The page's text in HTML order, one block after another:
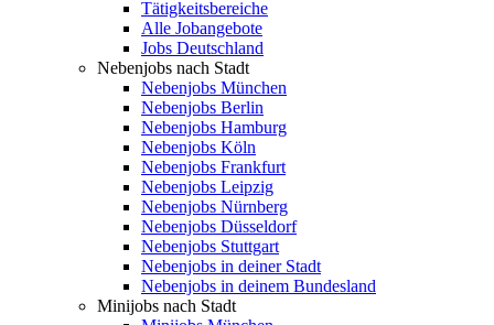
Tätigkeitsbereiche
Alle Jobangebote
Jobs Deutschland
Nebenjobs nach Stadt
Nebenjobs München
Nebenjobs Berlin
Nebenjobs Hamburg
Nebenjobs Köln
Nebenjobs Frankfurt
Nebenjobs Leipzig
Nebenjobs Nürnberg
Nebenjobs Düsseldorf
Nebenjobs Stuttgart
Nebenjobs in deiner Stadt
Nebenjobs in deinem Bundesland
Minijobs nach Stadt